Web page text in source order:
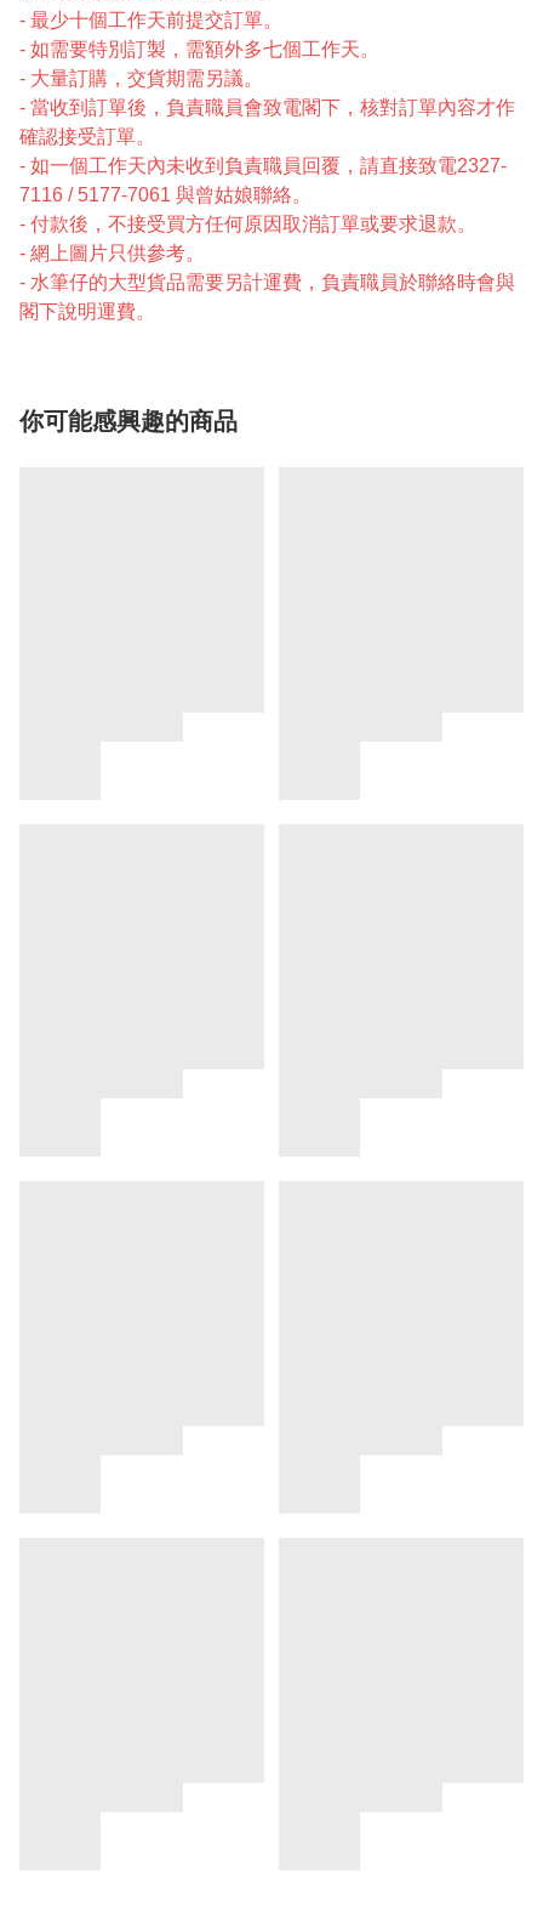
- 最少十個工作天前提交訂單。
- 如需要特別訂製，需額外多七個工作天。
- 大量訂購，交貨期需另議。
- 當收到訂單後，負責職員會致電閣下，核對訂單內容才作
確認接受訂單。
- 如一個工作天內未收到負責職員回覆，請直接致電2327-
7116 / 5177-7061 與曾姑娘聯絡。
- 付款後，不接受買方任何原因取消訂單或要求退款。
- 網上圖片只供參考。
- 水筆仔的大型貨品需要另計運費，負責職員於聯絡時會與
閣下說明運費。
你可能感興趣的商品